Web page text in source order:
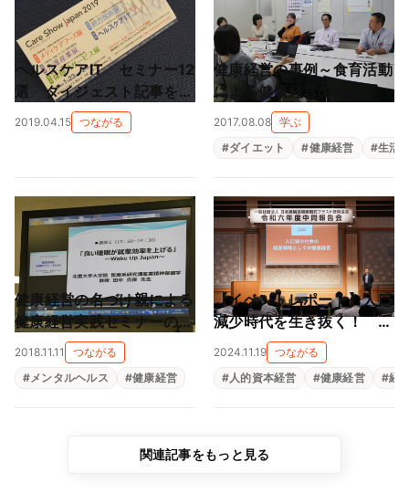
ヘルスケアIT セミナー12
選 ダイジェスト記事を順
次公開中
2019.04.15 つながる
健康経営の事例～食育活動
による健康経営の推進
2017.08.08 学ぶ
#ダイエット #健康経営 #生活
健康経営の名づけ親による
健康経営実践セミナーの講
演レポート（第2回）
2018.11.11
つながる
#メンタルヘルス #健康経営
【イベントレポート】人口
減少時代を生き抜く！ こ
れからの企業経営に欠かせ
ない健康経営の役割（一般
社団法人日本鋼構造物循環
2024.11.19 つながる
#人的資本経営 #健康経営 #経
関連記事をもっと見る